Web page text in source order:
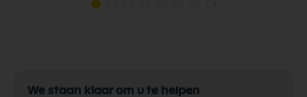
We staan klaar om u te helpen